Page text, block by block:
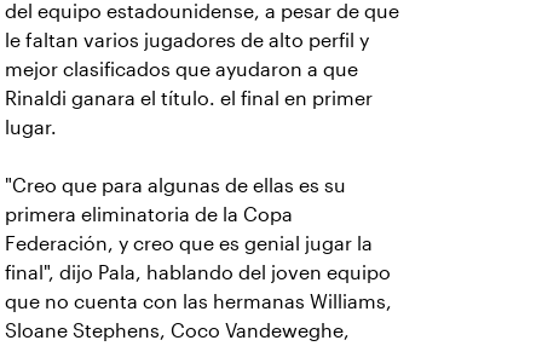
del equipo estadounidense, a pesar de que
le faltan varios jugadores de alto perfil y
mejor clasificados que ayudaron a que
Rinaldi ganara el título. el final en primer
lugar.
"Creo que para algunas de ellas es su
primera eliminatoria de la Copa
Federación, y creo que es genial jugar la
final", dijo Pala, hablando del joven equipo
que no cuenta con las hermanas Williams,
Sloane Stephens, Coco Vandeweghe,